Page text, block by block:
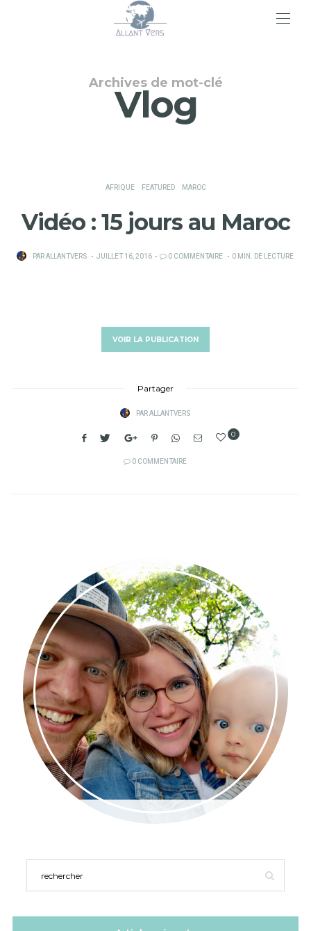
Archives de mot-clé
Vlog
AFRIQUE FEATURED MAROC
Vidéo : 15 jours au Maroc
PARALLANTVERS
PUBLIÉ
JUILLET 16, 2016 0 COMMENTAIRE 0 MIN. DE LECTURE
VOIR LA PUBLICATION
Partager
PARALLANTVERS
0
0 COMMENTAIRE